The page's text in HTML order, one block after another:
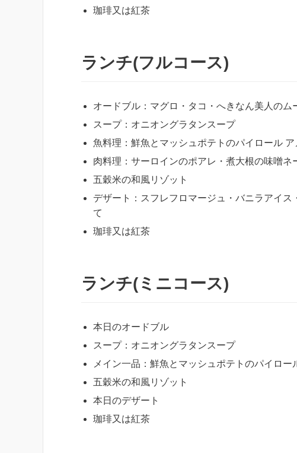
珈琲又は紅茶
ランチ(フルコース)
オードブル：マグロ・タコ・へきなん美人の
スープ：オニオングラタンスープ
魚料理：鮮魚とマッシュポテトのパイロール
肉料理：サーロインのポアレ・煮大根の味噌
五穀米の和風リゾット
デザート：スフレフロマージュ・バニラアイ
て
珈琲又は紅茶
ランチ(ミニコース)
本日のオードブル
スープ：オニオングラタンスープ
メイン一品：鮮魚とマッシュポテトのパイロー
五穀米の和風リゾット
本日のデザート
珈琲又は紅茶